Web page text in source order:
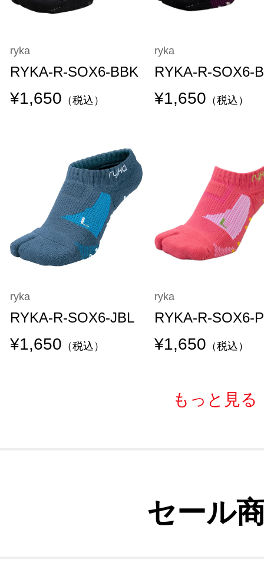
ryka
RYKA-R-SOX6-BBK
¥1,650 （税込）
ryka
RYKA-R-SOX6-
¥1,650 （税込）
ryka
RYKA-R-SOX6-JBL
¥1,650 （税込）
ryka
RYKA-R-SOX6-
¥1,650 （税込）
もっと見る
セール